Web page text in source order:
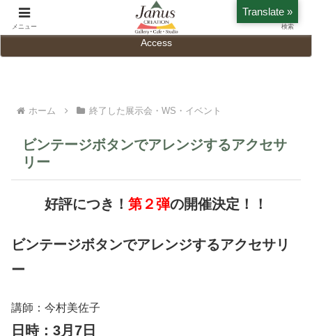
History
Access
ホーム 終了した展示会・WS・イベント
ビンテージボタンでアレンジするアクセサ
リー
好評につき！ 第２弾の開催決定！！
ビンテージボタンでアレンジするアクセサリ
ー
講師：今村美佐子
日時：3月7日
メニュー 検索
Translate »